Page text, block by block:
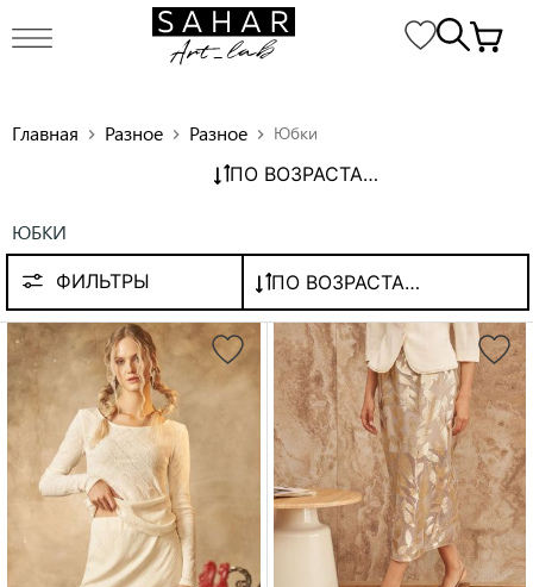
Главная chevron_right Разное chevron_right Разное chevron_right Юбки
ПО ВОЗРАСТАНИЮ ЦЕНЫ
ЮБКИ
ФИЛЬТРЫ ПО ВОЗРАСТАНИЮ ЦЕНЫ